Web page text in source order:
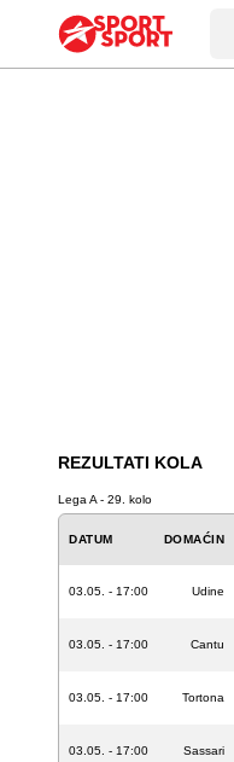
REZULTATI KOLA
Lega A - 29. kolo
DATUM DOMAĆIN
03.05. - 17:00 Udine
03.05. - 17:00 Cantu
03.05. - 17:00 Tortona
03.05. - 17:00 Sassari